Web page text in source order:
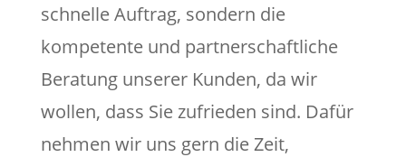
schnelle Auftrag, sondern die
kompetente und partnerschaftliche
Beratung unserer Kunden, da wir
wollen, dass Sie zufrieden sind. Dafür
nehmen wir uns gern die Zeit,